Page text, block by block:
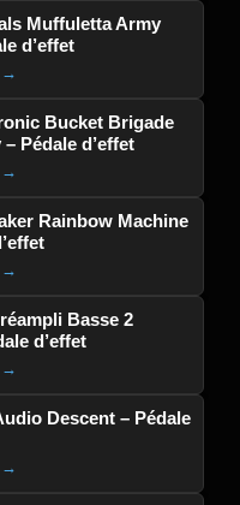
Muffuletta Army
d’effet
→
Bucket Brigade
Pédale d’effet
→
Rainbow Machine
→
Basse 2
d’effet
→
Descent – Pédale
→